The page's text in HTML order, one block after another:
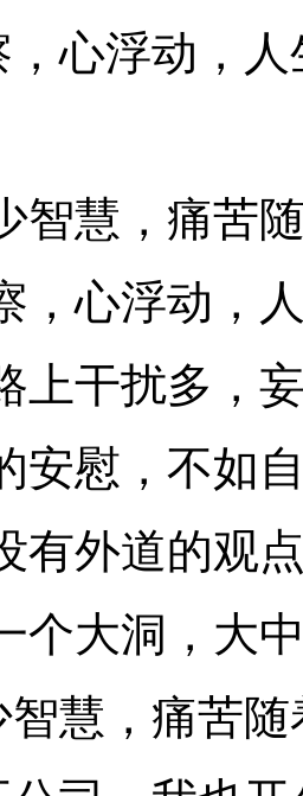
浮动，人
慧，痛苦随
心浮动，人
干扰多，
慰，不如
外道的观点
大洞，大中
，痛苦随